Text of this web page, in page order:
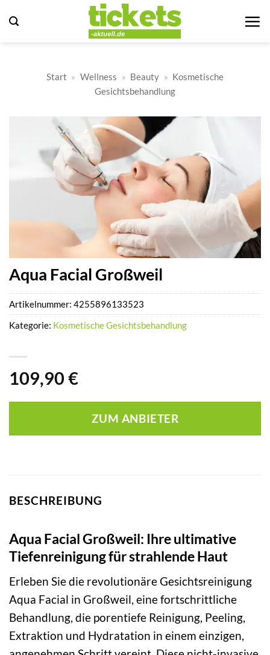
Inhalt
Start » Wellness » Beauty » Kosmetische
Gesichtsbehandlung
Aqua Facial Großweil
109,90 €
ZUM ANBIETER
Artikelnummer: 4255896133523
Kategorie: Kosmetische Gesichtsbehandlung
BESCHREIBUNG
Aqua Facial Großweil: Ihre ultimative
Tiefenreinigung für strahlende Haut
Erleben Sie die revolutionäre Gesichtsreinigung
Aqua Facial in Großweil, eine fortschrittliche
Behandlung, die porentiefe Reinigung, Peeling,
Extraktion und Hydratation in einem einzigen,